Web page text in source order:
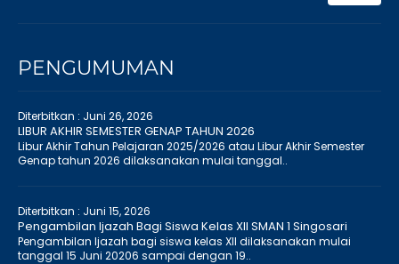
PENGUMUMAN
Diterbitkan : Juni 26, 2026
LIBUR AKHIR SEMESTER GENAP TAHUN 2026
Libur Akhir Tahun Pelajaran 2025/2026 atau Libur Akhir Semester
Genap tahun 2026 dilaksanakan mulai tanggal..
Diterbitkan : Juni 15, 2026
Pengambilan Ijazah Bagi Siswa Kelas XII SMAN 1 Singosari
Pengambilan Ijazah bagi siswa kelas XII dilaksanakan mulai
tanggal 15 Juni 20206 sampai dengan 19..